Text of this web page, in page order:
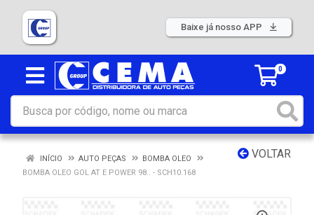
Baixe já nosso APP
0
VOLTAR
INÍCIO AUTO PEÇAS
BOMBA OLEO
BOMBA OLEO GOL AT E POWER 98.. - SCH10.168